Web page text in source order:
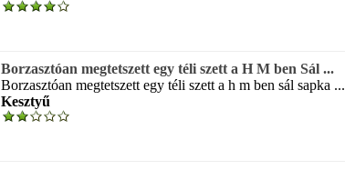
Borzasztóan megtetszett egy téli szett a H M ben Sál ...
Borzasztóan megtetszett egy téli szett a h m ben sál sapka ...
Kesztyű